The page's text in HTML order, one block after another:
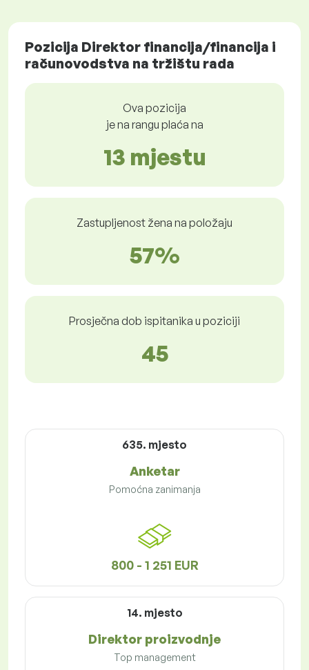
Pozicija Direktor financija/financija i
računovodstva na tržištu rada
Ova pozicija
je na rangu plaća na
13 mjestu
Zastupljenost žena na položaju
57%
Prosječna dob ispitanika u poziciji
45
635. mjesto
Anketar
Pomoćna zanimanja
800 - 1 251 EUR
14. mjesto
Direktor proizvodnje
Top management